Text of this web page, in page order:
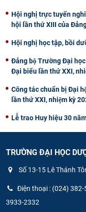
Hội nghị trực tuyến
hội lần thứ XIII của
Hội nghị học tập, bồi
Đảng bộ Trường Đại
Đại biểu lần thứ XXI,
Công tác chuẩn bị Đại
lần thứ XXI, nhiệm kỳ
Lễ trao Huy hiệu 30
TRƯỜNG ĐẠI HỌC
Số 13-15 Lê Thánh
Điện thoại : (024)
3933-2332